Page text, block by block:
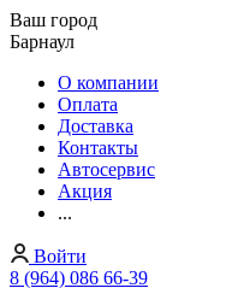
Ваш город
Барнаул
О компании
Оплата
Доставка
Контакты
Автосервис
Акция
...
Войти
8 (964) 086 66-39